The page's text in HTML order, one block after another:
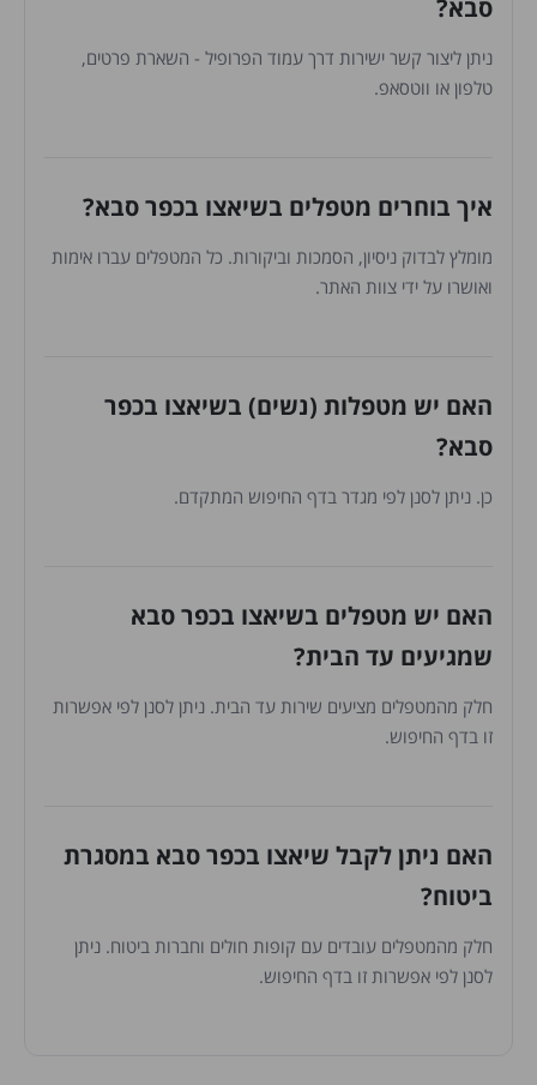
סבא?
ניתן ליצור קשר ישירות דרך עמוד הפרופיל - השארת פרטים,
טלפון או ווטסאפ.
איך בוחרים מטפלים בשיאצו בכפר סבא?
מומלץ לבדוק ניסיון, הסמכות וביקורות. כל המטפלים עברו אימות
ואושרו על ידי צוות האתר.
האם יש מטפלות (נשים) בשיאצו בכפר
סבא?
כן. ניתן לסנן לפי מגדר בדף החיפוש המתקדם.
האם יש מטפלים בשיאצו בכפר סבא
שמגיעים עד הבית?
חלק מהמטפלים מציעים שירות עד הבית. ניתן לסנן לפי אפשרות
זו בדף החיפוש.
האם ניתן לקבל שיאצו בכפר סבא במסגרת
ביטוח?
חלק מהמטפלים עובדים עם קופות חולים וחברות ביטוח. ניתן
לסנן לפי אפשרות זו בדף החיפוש.